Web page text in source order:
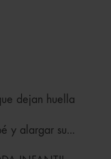
dejan huella
y alargar su...